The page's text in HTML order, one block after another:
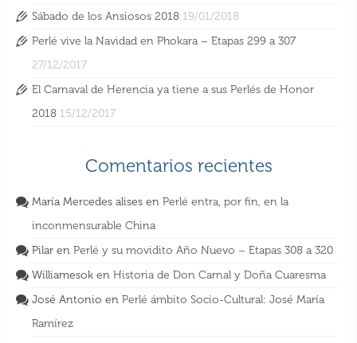
Sábado de los Ansiosos 2018 19/01/2018
Perlé vive la Navidad en Phokara – Etapas 299 a 307
27/12/2017
El Carnaval de Herencia ya tiene a sus Perlés de Honor
2018 15/12/2017
Comentarios recientes
María Mercedes alises en Perlé entra, por fin, en la
inconmensurable China
Pilar en Perlé y su movidito Año Nuevo – Etapas 308 a 320
Williamesok en Historia de Don Carnal y Doña Cuaresma
José Antonio en Perlé ámbito Socio-Cultural: José María
Ramírez